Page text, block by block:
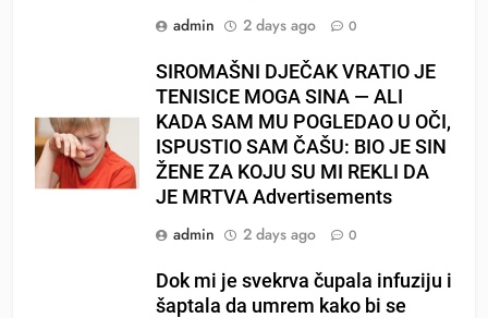
admin
2 days ago 0
SIROMAŠNI DJEČAK VRATIO JE
TENISICE MOGA SINA — ALI
KADA SAM MU POGLEDAO U OČI,
ISPUSTIO SAM ČAŠU: BIO JE SIN
ŽENE ZA KOJU SU MI REKLI DA
JE MRTVA Advertisements
admin
2 days ago 0
Dok mi je svekrva čupala infuziju i
šaptala da umrem kako bi se